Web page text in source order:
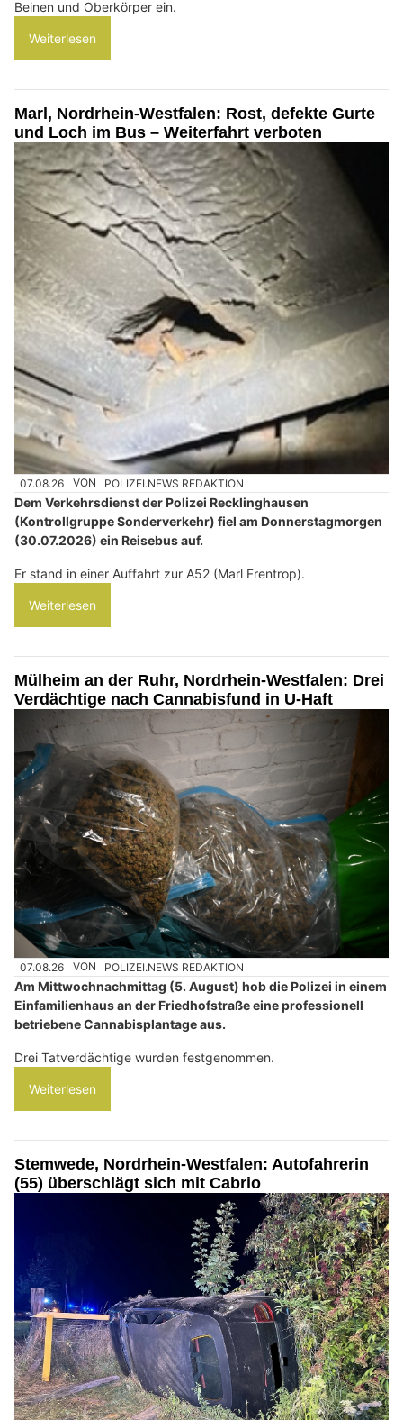
Beinen und Oberkörper ein.
Weiterlesen
Marl, Nordrhein-Westfalen: Rost, defekte Gurte
und Loch im Bus – Weiterfahrt verboten
07.08.26 VON POLIZEI.NEWS REDAKTION
Dem Verkehrsdienst der Polizei Recklinghausen
(Kontrollgruppe Sonderverkehr) fiel am Donnerstagmorgen
(30.07.2026) ein Reisebus auf.
Er stand in einer Auffahrt zur A52 (Marl Frentrop).
Weiterlesen
Mülheim an der Ruhr, Nordrhein-Westfalen: Drei
Verdächtige nach Cannabisfund in U-Haft
07.08.26 VON POLIZEI.NEWS REDAKTION
Am Mittwochnachmittag (5. August) hob die Polizei in einem
Einfamilienhaus an der Friedhofstraße eine professionell
betriebene Cannabisplantage aus.
Drei Tatverdächtige wurden festgenommen.
Weiterlesen
Stemwede, Nordrhein-Westfalen: Autofahrerin
(55) überschlägt sich mit Cabrio